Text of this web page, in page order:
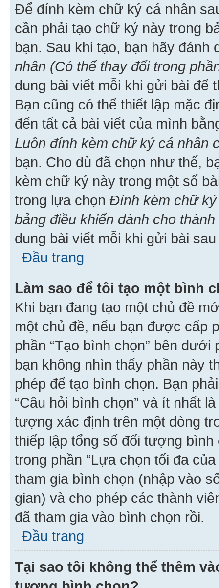
Để đính kèm chữ ký cá nhân
cần phải tạo chữ ký này trong
bạn. Sau khi tạo, bạn hãy
nhân (Có thể thay đổi trong
dung bài viết mỗi khi gửi bài để
Bạn cũng có thể thiết lập mặc
đến tất cả bài viết của mình
Luôn đính kèm chữ ký cá nhân
bạn. Cho dù đã chọn như thế,
kèm chữ ký này trong một số
trong lựa chọn Đính kèm chữ
bảng điều khiển dành cho
dung bài viết mỗi khi gửi bài sau
Đầu trang
Làm sao để tôi tạo một bình
Khi bạn đang tạo một chủ đề
một chủ đề, nếu bạn được cấp
phần “Tạo bình chọn” bên
bạn không nhìn thấy phần này
phép để tạo bình chọn. Bạn
“Câu hỏi bình chọn” và ít nhất
tượng xác định trên một dòng
thiếp lập tổng số đối tượng
trong phần “Lựa chọn tối đa
tham gia bình chọn (nhập vào
gian) và cho phép các thành
đã tham gia vào bình chọn rồi.
Đầu trang
Tại sao tôi không thể thêm